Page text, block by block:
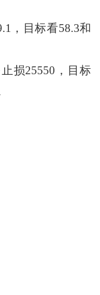
，目标看58.3和
损25550，目标